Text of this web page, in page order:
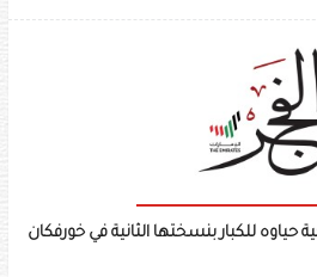
للكبار بنسختها الثانية في خورفكان